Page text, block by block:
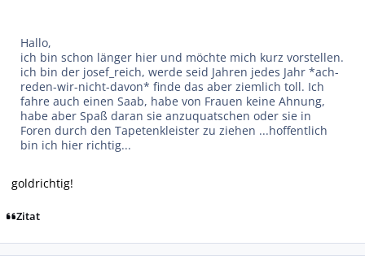
Hallo,
ich bin schon länger hier und möchte mich kurz vorstellen.
ich bin der josef_reich, werde seid Jahren jedes Jahr *ach-
reden-wir-nicht-davon* finde das aber ziemlich toll. Ich
fahre auch einen Saab, habe von Frauen keine Ahnung,
habe aber Spaß daran sie anzuquatschen oder sie in
Foren durch den Tapetenkleister zu ziehen ...hoffentlich
bin ich hier richtig...
goldrichtig!
Zitat